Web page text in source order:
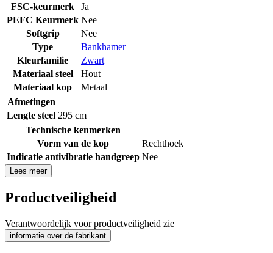
FSC-keurmerk
Ja
PEFC Keurmerk Nee
Softgrip
Nee
Type
Bankhamer
Kleurfamilie
Zwart
Materiaal steel
Hout
Materiaal kop
Metaal
Afmetingen
Lengte steel 295 cm
Technische kenmerken
Vorm van de kop
Rechthoek
Indicatie antivibratie handgreep Nee
Lees meer
Productveiligheid
Verantwoordelijk voor productveiligheid zie
informatie over de fabrikant